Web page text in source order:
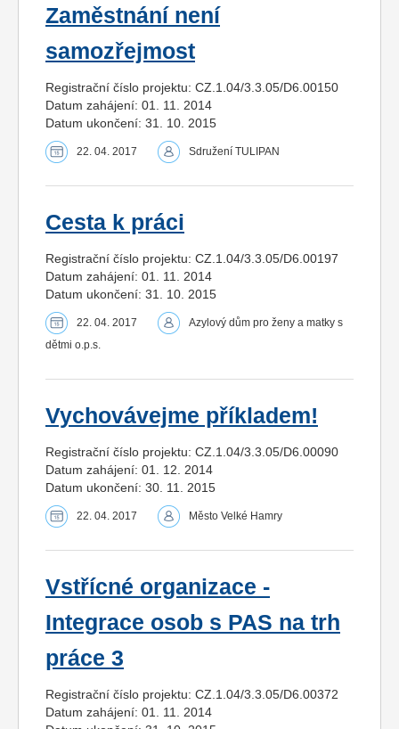
Zaměstnání není
samozřejmost
Registrační číslo projektu: CZ.1.04/3.3.05/D6.00150
Datum zahájení: 01. 11. 2014
Datum ukončení: 31. 10. 2015
22. 04. 2017 Sdružení TULIPAN
Cesta k práci
Registrační číslo projektu: CZ.1.04/3.3.05/D6.00197
Datum zahájení: 01. 11. 2014
Datum ukončení: 31. 10. 2015
22. 04. 2017
Azylový dům pro ženy a matky s
dětmi o.p.s.
Vychovávejme příkladem!
Registrační číslo projektu: CZ.1.04/3.3.05/D6.00090
Datum zahájení: 01. 12. 2014
Datum ukončení: 30. 11. 2015
22. 04. 2017 Město Velké Hamry
Vstřícné organizace -
Integrace osob s PAS na trh
práce 3
Registrační číslo projektu: CZ.1.04/3.3.05/D6.00372
Datum zahájení: 01. 11. 2014